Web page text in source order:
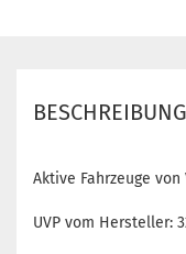
BESCHREIBUNG
Aktive Fahrzeuge
UVP vom Hersteller: